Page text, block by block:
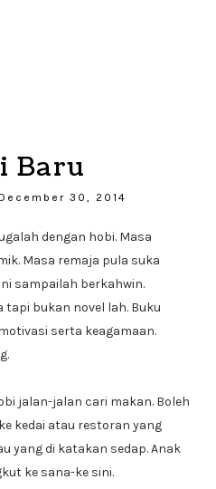
Baru
December 30, 2014
dengan hobi. Masa
Masa remaja pula suka
sampailah berkahwin.
tapi bukan novel lah. Buku
serta keagamaan.
jalan-jalan cari makan. Boleh
kedai atau restoran yang
yang di katakan sedap. Anak
ke sana-ke sini.